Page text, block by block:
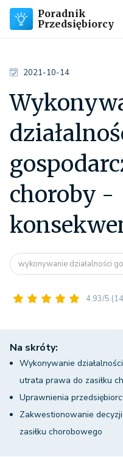
Poradnik
Przedsiębiorcy
2021-10-14
choroby -
wykonywanie działalności
4.93/5
Na skróty:
Wykonywanie
utrata prawa do zasiłku
Uprawnienia
Zakwestionowanie
zasiłku chorobowego